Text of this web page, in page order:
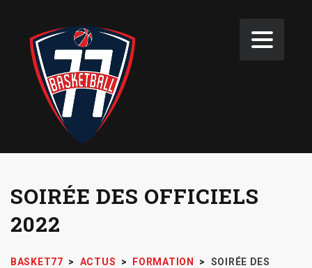
SOIRÉE DES OFFICIELS
2022
BASKET77 > ACTUS > FORMATION >
SOIRÉE DES